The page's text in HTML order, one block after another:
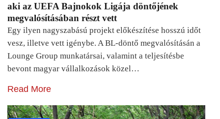
aki az UEFA Bajnokok Ligája döntőjének
megvalósításában részt vett
Egy ilyen nagyszabású projekt előkészítése hosszú időt
vesz, illetve vett igénybe. A BL-döntő megvalósításán a
Lounge Group munkatársai, valamint a teljesítésbe
bevont magyar vállalkozások közel…
Read More